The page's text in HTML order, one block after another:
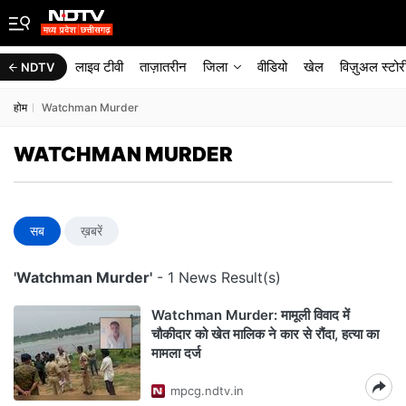
NDTV लाइव टीवी ताज़ातरीन जिला वीडियो खेल विज़ुअल
होम Watchman Murder
WATCHMAN MURDER
सब ख़बरें
'Watchman Murder' - 1 News Result(s)
Watchman Murder: मामूली विवाद में
चौकीदार को खेत मालिक ने कार से रौंदा, हत्या का
मामला दर्ज
mpcg.ndtv.in